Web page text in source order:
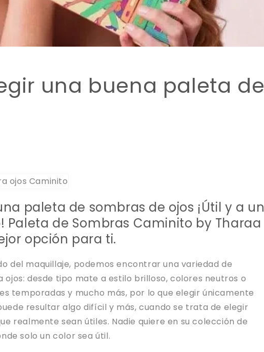
una buena paleta de
paleta de sombras de ojos ¡Útil y a un
Paleta de Sombras Caminito by Tharaa
opción para ti.
del maquillaje, podemos encontrar una variedad de
ojos: desde tipo mate a estilo brilloso, colores neutros o
temporadas y mucho más, por lo que elegir únicamente
resultar algo difícil y más, cuando se trata de elegir
realmente sean útiles. Nadie quiere en su colección de
solo un color sea útil.